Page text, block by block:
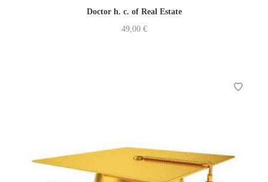
Doctor h. c. of Real Estate
49,00 €